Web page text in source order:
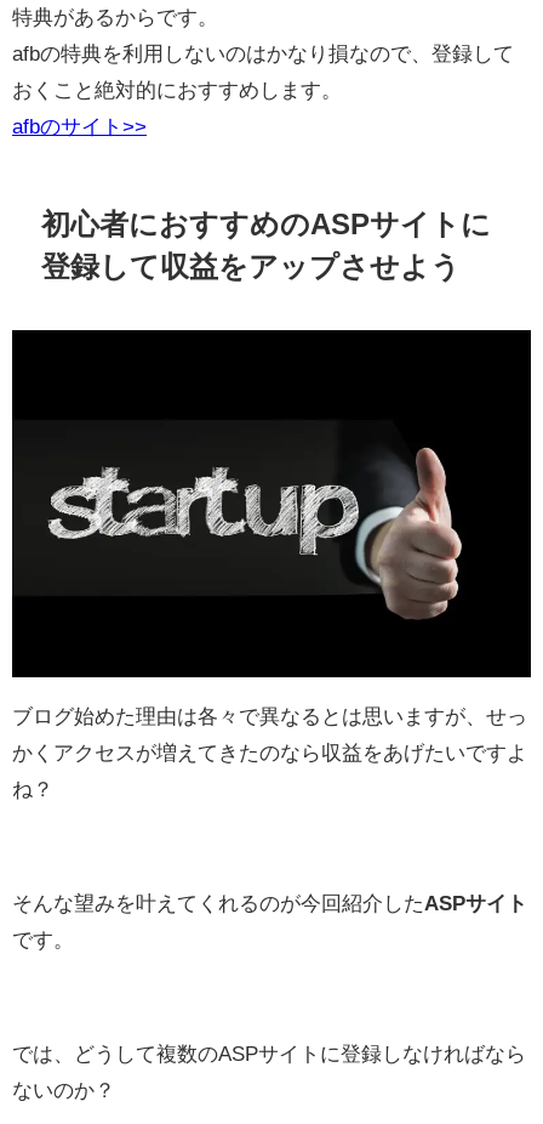
特典があるからです。
afbの特典を利用しないのはかなり損なので、登録して
おくこと絶対的におすすめします。
afbのサイト>>
初心者におすすめのASPサイトに
登録して収益をアップさせよう
ブログ始めた理由は各々で異なるとは思いますが、せっ
かくアクセスが増えてきたのなら収益をあげたいですよ
ね？
そんな望みを叶えてくれるのが今回紹介したASPサイト
です。
では、どうして複数のASPサイトに登録しなければなら
ないのか？